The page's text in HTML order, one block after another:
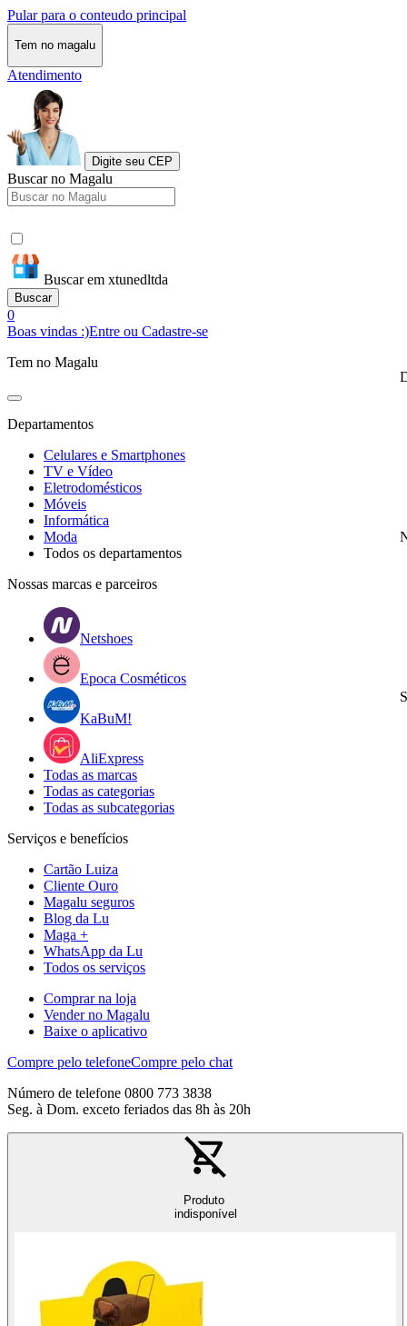
Pular para o conteudo principal
Tem no magalu
Atendimento
Digite seu CEP
Buscar no Magalu
Buscar em xtunedltda
Buscar
0
Boas vindas :)Entre ou Cadastre-se
Tem no Magalu
Departamentos
Celulares e Smartphones
TV e Vídeo
Eletrodomésticos
Móveis
Informática
Moda
Todos os departamentos
Nossas marcas e parceiros
Netshoes
Epoca Cosméticos
KaBuM!
AliExpress
Todas as marcas
Todas as categorias
Todas as subcategorias
Serviços e benefícios
Cartão Luiza
Cliente Ouro
Magalu seguros
Blog da Lu
Maga +
WhatsApp da Lu
Todos os serviços
Comprar na loja
Vender no Magalu
Baixe o aplicativo
Compre pelo telefoneCompre pelo chat
Número de telefone 0800 773 3838
Seg. à Dom. exceto feriados das 8h às 20h
Produto
indisponível